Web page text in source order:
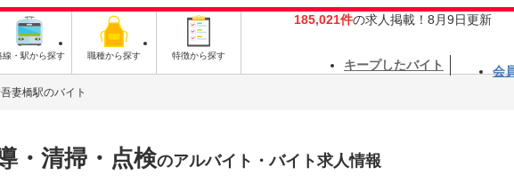
線・駅から探す 職種から探す 特徴から探す
185,021件の求人掲載！8月9日更新
キープしたバイト 会
妻橋駅のバイト
・清掃・点検のアルバイト・バイト求人情報